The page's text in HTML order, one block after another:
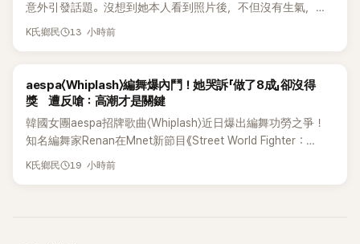
意外引發話題。沒想到她本人看到照片後，不但沒有生氣，反
而親自把照片放上IG限時動態開玩笑，甚至幽默喊話要「買記者
K氏鄉民 13 小時前
K-POP
aespa〈Whiplash〉編舞爆內鬥！她哭訴「做了8成」卻沒得
獎 遭反嗆：高潮才是關鍵
韓國女團aespa招牌歌曲〈Whiplash〉近日爆出編舞功勞之爭！
知名編舞家Renan在Mnet新節目《Street World Fighter：
Directors' War》預告中，公開談及自己在〈Whiplash〉編舞上的
K氏鄉民 19 小時前